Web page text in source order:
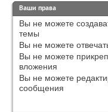
Ваши права
Вы не можете
темы
Вы не можете
Вы не можете
вложения
Вы не можете
сообщения